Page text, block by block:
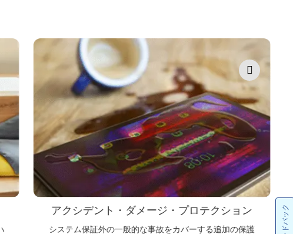
アクシデント・ダメージ・プロテクション
システム保証外の一般的な事故をカバーする追加の保護